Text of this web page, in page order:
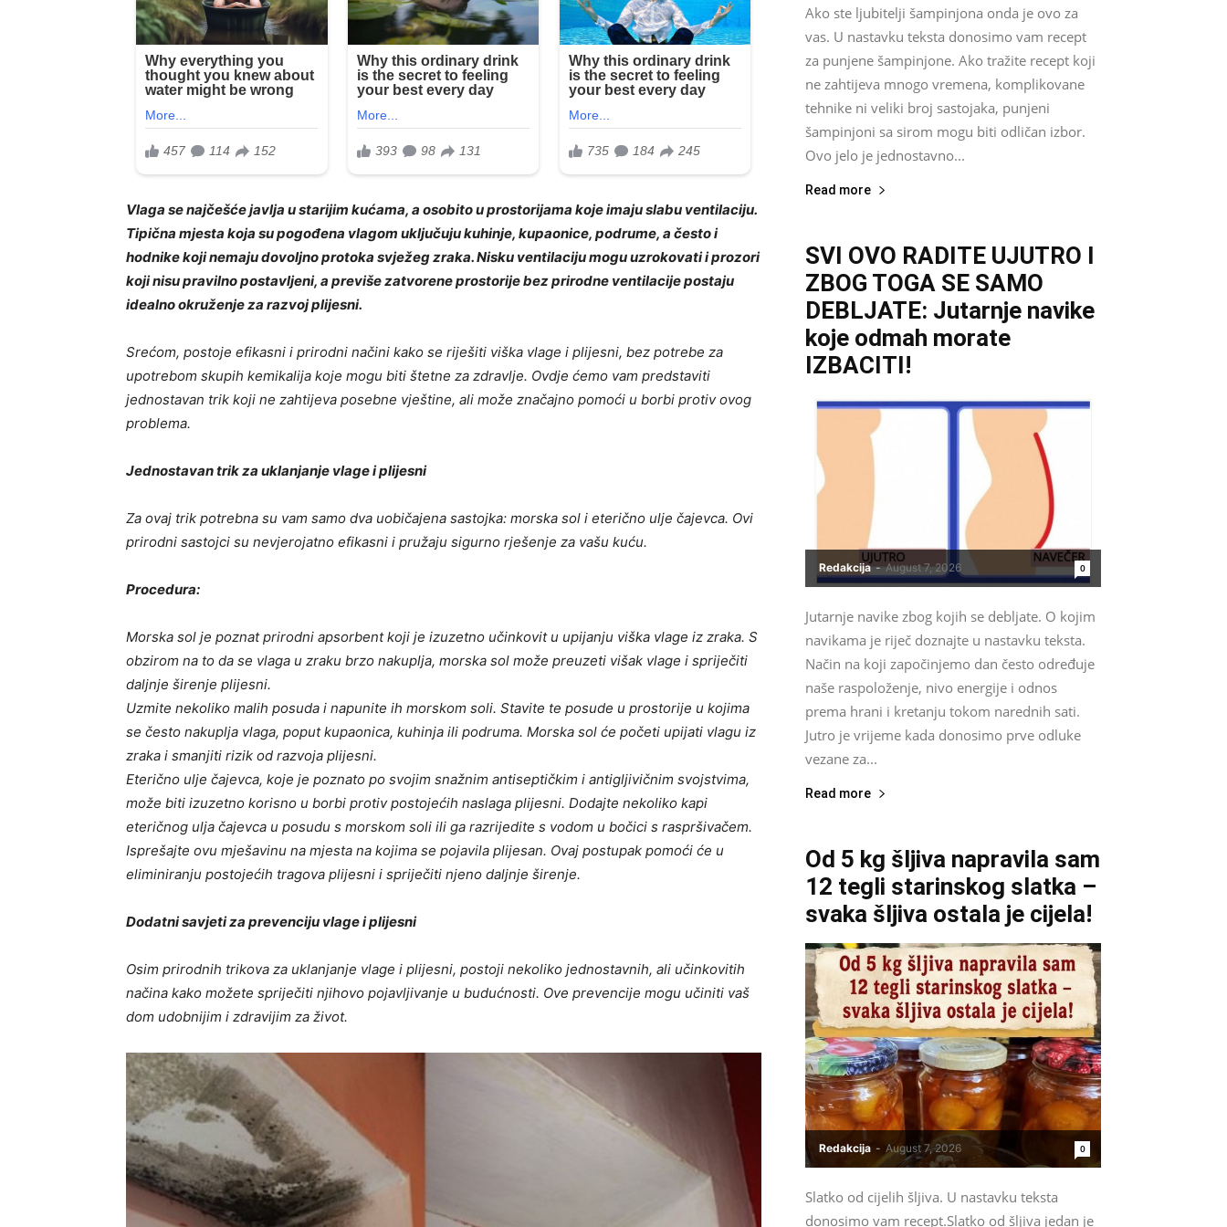
Vlaga se najčešće javlja u starijim kućama, a osobito u prostorijama koje imaju slabu ventilaciju.
Tipična mjesta koja su pogođena vlagom uključuju kuhinje, kupaonice, podrume, a često i
hodnike koji nemaju dovoljno protoka svježeg zraka. Nisku ventilaciju mogu uzrokovati i prozori
koji nisu pravilno postavljeni, a previše zatvorene prostorije bez prirodne ventilacije postaju
idealno okruženje za razvoj plijesni.
Srećom, postoje efikasni i prirodni načini kako se riješiti viška vlage i plijesni, bez potrebe za
upotrebom skupih kemikalija koje mogu biti štetne za zdravlje. Ovdje ćemo vam predstaviti
jednostavan trik koji ne zahtijeva posebne vještine, ali može značajno pomoći u borbi protiv ovog
problema.
Jednostavan trik za uklanjanje vlage i plijesni
Za ovaj trik potrebna su vam samo dva uobičajena sastojka: morska sol i eterično ulje čajevca. Ovi
prirodni sastojci su nevjerojatno efikasni i pružaju sigurno rješenje za vašu kuću.
Procedura:
Morska sol je poznat prirodni apsorbent koji je izuzetno učinkovit u upijanju viška vlage iz zraka. S
obzirom na to da se vlaga u zraku brzo nakuplja, morska sol može preuzeti višak vlage i spriječiti
daljnje širenje plijesni.
Uzmite nekoliko malih posuda i napunite ih morskom soli. Stavite te posude u prostorije u kojima
se često nakuplja vlaga, poput kupaonica, kuhinja ili podruma. Morska sol će početi upijati vlagu iz
zraka i smanjiti rizik od razvoja plijesni.
Eterično ulje čajevca, koje je poznato po svojim snažnim antiseptičkim i antigljivičnim svojstvima,
može biti izuzetno korisno u borbi protiv postojećih naslaga plijesni. Dodajte nekoliko kapi
eteričnog ulja čajevca u posudu s morskom soli ili ga razrijedite s vodom u bočici s raspršivačem.
Isprešajte ovu mješavinu na mjesta na kojima se pojavila plijesan. Ovaj postupak pomoći će u
eliminiranju postojećih tragova plijesni i spriječiti njeno daljnje širenje.
Dodatni savjeti za prevenciju vlage i plijesni
Osim prirodnih trikova za uklanjanje vlage i plijesni, postoji nekoliko jednostavnih, ali učinkovitih
načina kako možete spriječiti njihovo pojavljivanje u budućnosti. Ove prevencije mogu učiniti vaš
dom udobnijim i zdravijim za život.
Ako ste ljubitelji šampinjona onda je ovo za
vas. U nastavku teksta donosimo vam recept
za punjene šampinjone. Ako tražite recept koji
ne zahtijeva mnogo vremena, komplikovane
tehnike ni veliki broj sastojaka, punjeni
šampinjoni sa sirom mogu biti odličan izbor.
Ovo jelo je jednostavno...
Read more
SVI OVO RADITE UJUTRO I
ZBOG TOGA SE SAMO
DEBLJATE: Jutarnje navike
koje odmah morate
IZBACITI!
Redakcija - August 7, 2026 0
Jutarnje navike zbog kojih se debljate. O kojim
navikama je riječ doznajte u nastavku teksta.
Način na koji započinjemo dan često određuje
naše raspoloženje, nivo energije i odnos
prema hrani i kretanju tokom narednih sati.
Jutro je vrijeme kada donosimo prve odluke
vezane za...
Read more
Od 5 kg šljiva napravila sam
12 tegli starinskog slatka –
svaka šljiva ostala je cijela!
Redakcija - August 7, 2026 0
Slatko od cijelih šljiva. U nastavku teksta
donosimo vam recept.Slatko od šljiva jedan je